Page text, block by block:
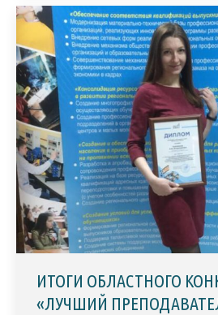
ИТОГИ ОБЛАСТНОГО
«ЛУЧШИЙ